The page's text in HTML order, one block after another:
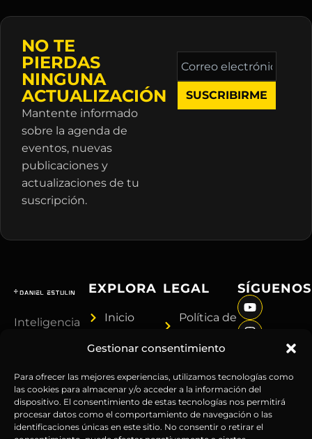
Gestionar consentimiento
Para ofrecer las mejores experiencias, utilizamos tecnologías como
las cookies para almacenar y/o acceder a la información del
dispositivo. El consentimiento de estas tecnologías nos permitirá
procesar datos como el comportamiento de navegación o las
identificaciones únicas en este sitio. No consentir o retirar el
NO TE
PIERDAS
NINGUNA
ACTUALIZACIÓN
Mantente informado
sobre la agenda de
eventos, nuevas
publicaciones y
actualizaciones de tu
suscripción.
Correo
electrónico
*
Inteligencia
Anticipándonos
a los
acontecimientos
globales
EXPLORA
Inicio
Daniel
Suscripciones
Webinars
Contacto
LEGAL
Política de
Términos y
Aviso
Legal
Advertencia
SÍGUENOS